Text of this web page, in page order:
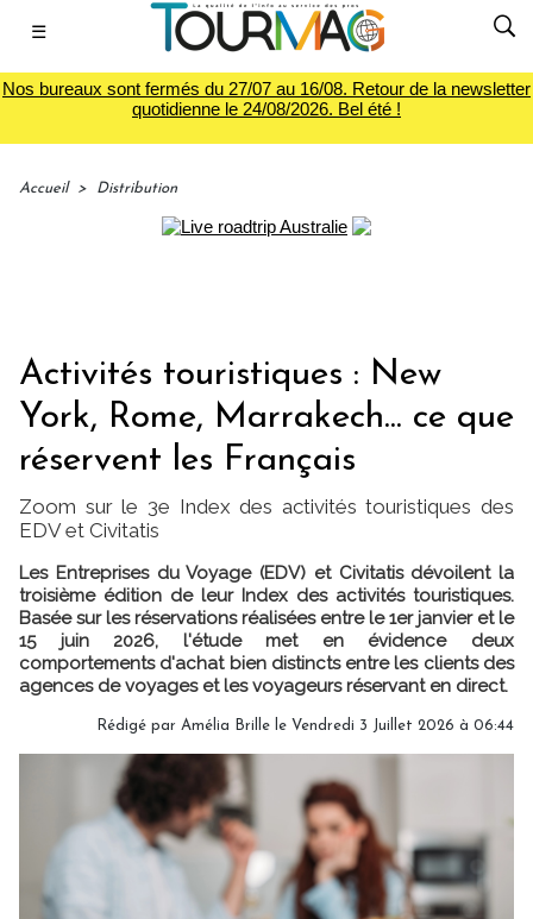
☰
Nos bureaux sont fermés du 27/07 au 16/08. Retour de la newsletter
quotidienne le 24/08/2026. Bel été !
Accueil > Distribution
Activités touristiques : New
York, Rome, Marrakech... ce que
réservent les Français
Zoom sur le 3e Index des activités touristiques des
EDV et Civitatis
Les Entreprises du Voyage (EDV) et Civitatis dévoilent la
troisième édition de leur Index des activités touristiques.
Basée sur les réservations réalisées entre le 1er janvier et le
15 juin 2026, l'étude met en évidence deux
comportements d'achat bien distincts entre les clients des
agences de voyages et les voyageurs réservant en direct.
Rédigé par Amélia Brille le Vendredi 3 Juillet 2026 à 06:44